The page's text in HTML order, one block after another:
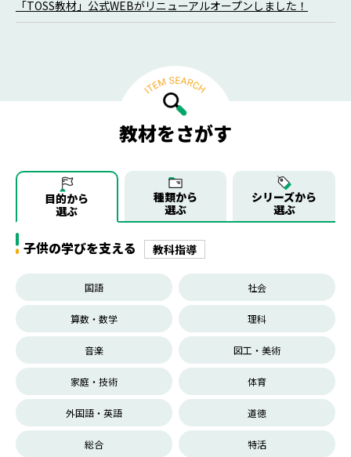
「TOSS教材」公式WEBがリニューアルオープンしました！
教材をさがす
目的から
選ぶ
種類から
選ぶ
シリーズから
選ぶ
子供の学びを支える 教科指導
国語 社会
算数・数学 理科
音楽 図工・美術
家庭・技術 体育
外国語・英語 道徳
総合 特活